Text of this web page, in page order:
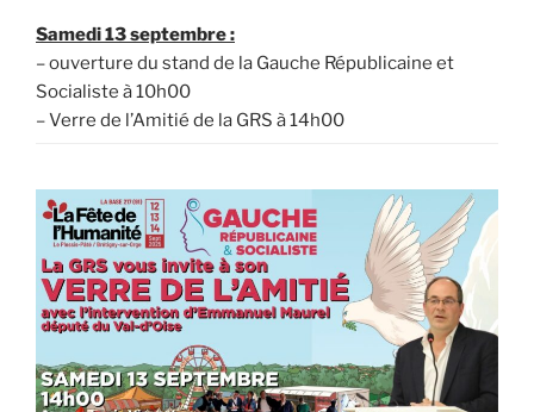
Samedi 13 septembre :
– ouverture du stand de la Gauche Républicaine et
Socialiste à 10h00
– Verre de l’Amitié de la GRS à 14h00